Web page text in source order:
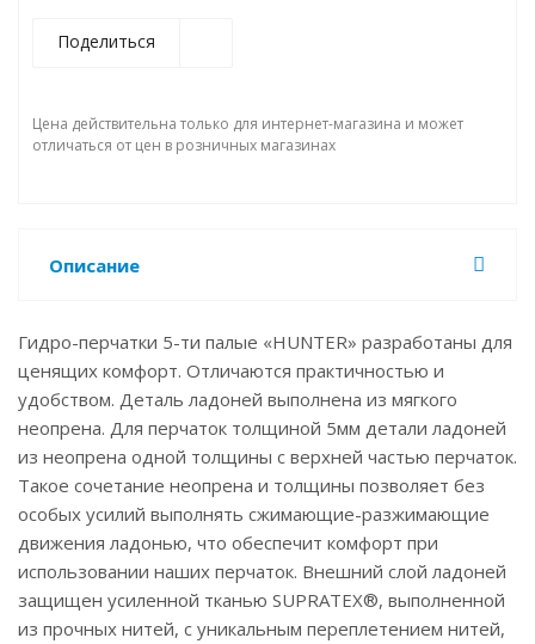
Поделиться
Цена действительна только для интернет-магазина и может
отличаться от цен в розничных магазинах
Описание
Гидро-перчатки 5-ти палые «HUNTER» разработаны для
ценящих комфорт. Отличаются практичностью и
удобством. Деталь ладоней выполнена из мягкого
неопрена. Для перчаток толщиной 5мм детали ладоней
из неопрена одной толщины с верхней частью перчаток.
Такое сочетание неопрена и толщины позволяет без
особых усилий выполнять сжимающие-разжимающие
движения ладонью, что обеспечит комфорт при
использовании наших перчаток. Внешний слой ладоней
защищен усиленной тканью SUPRATEX®, выполненной
из прочных нитей, с уникальным переплетением нитей,